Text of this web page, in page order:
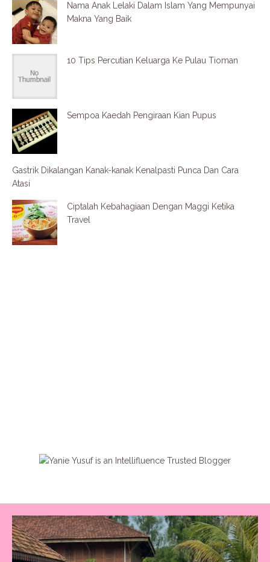
Nama Anak Lelaki Dalam Islam Yang Mempunyai
Makna Yang Baik
10 Tips Percutian Keluarga Ke Pulau Tioman
Sempoa Kaedah Pengiraan Kian Pupus
Gastrik Dikalangan Kanak-kanak Kenalpasti Punca Dan Cara
Atasi
Ciptalah Kebahagiaan Dengan Maggi Ketika
Travel